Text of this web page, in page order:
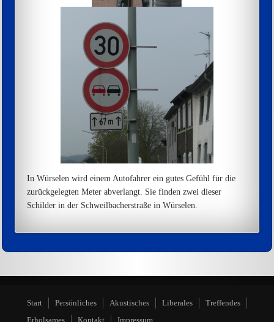
In Würselen wird einem Autofahrer ein gutes Gefühl für die
zurückgelegten Meter abverlangt. Sie finden zwei dieser
Schilder in der Schweilbacherstraße in Würselen.
Start Persönliches Akustisches Liberales
Treffendes
Erholsames
Kontakt Impressum